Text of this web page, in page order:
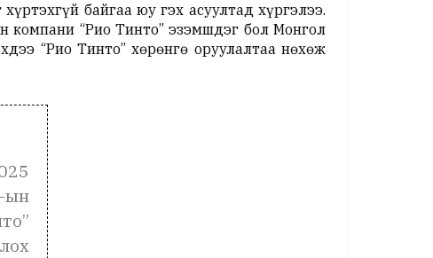
байгаа юу гэх асуултад хүргэлээ.
компани “Рио Тинто” эзэмшдэг бол Монгол
“Рио Тинто” хөрөнгө оруулалтаа нөхөж
ын